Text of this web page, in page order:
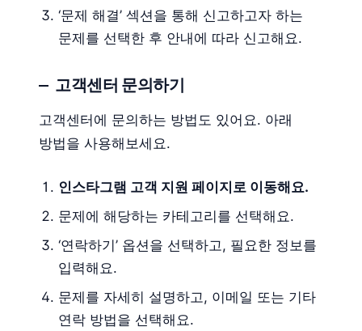
‘문제 해결’ 섹션을 통해 신고하고자 하는
문제를 선택한 후 안내에 따라 신고해요.
고객센터 문의하기
고객센터에 문의하는 방법도 있어요. 아래
방법을 사용해보세요.
인스타그램 고객 지원 페이지로 이동해요.
문제에 해당하는 카테고리를 선택해요.
‘연락하기’ 옵션을 선택하고, 필요한 정보를
입력해요.
문제를 자세히 설명하고, 이메일 또는 기타
연락 방법을 선택해요.